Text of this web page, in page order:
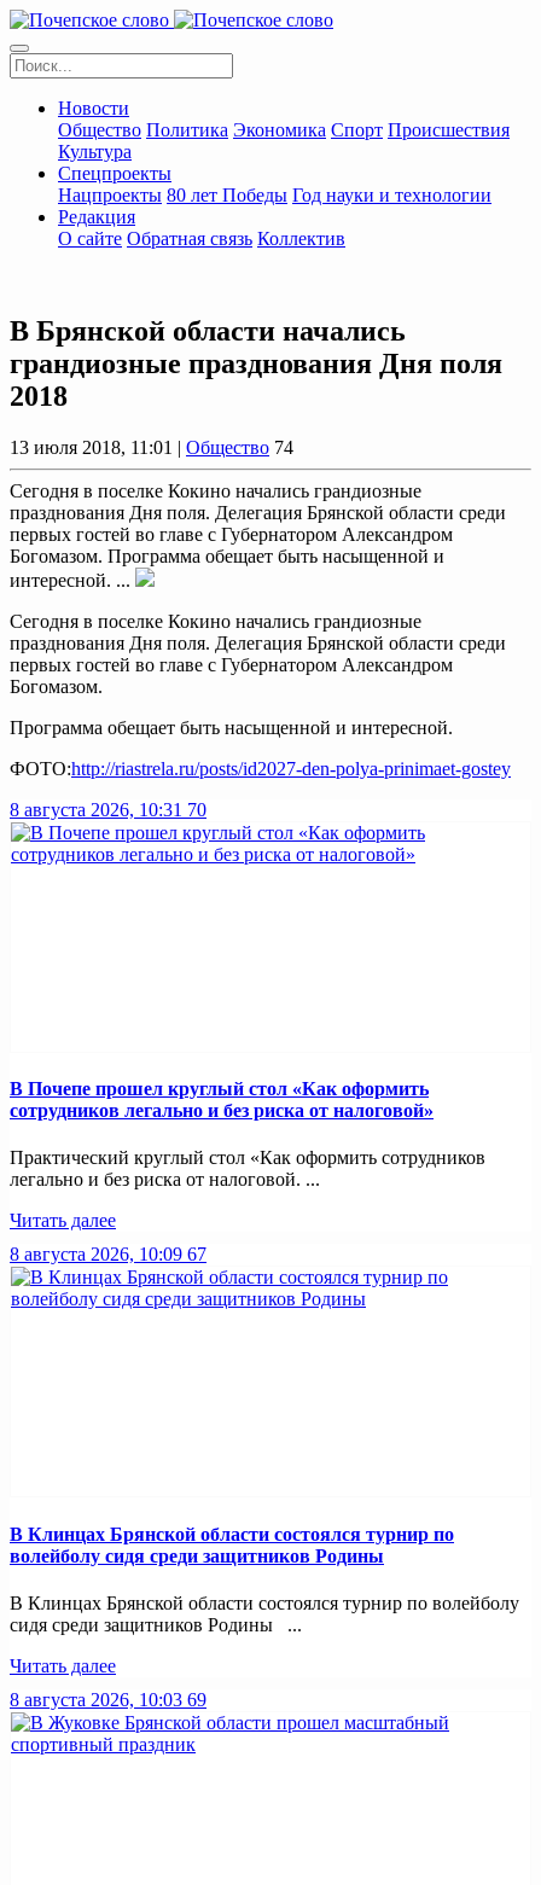
Новости
Общество Политика Экономика Спорт Происшествия
Культура
Спецпроекты
Нацпроекты 80 лет Победы Год науки и технологии
Редакция
О сайте Обратная связь Коллектив
В Брянской области начались
грандиозные празднования Дня поля
2018
13 июля 2018, 11:01 | Общество 74
Сегодня в поселке Кокино начались грандиозные
празднования Дня поля. Делегация Брянской области среди
первых гостей во главе с Губернатором Александром
Богомазом. Программа обещает быть насыщенной и
интересной. ...
Сегодня в поселке Кокино начались грандиозные
празднования Дня поля. Делегация Брянской области среди
первых гостей во главе с Губернатором Александром
Богомазом.
Программа обещает быть насыщенной и интересной.
ФОТО:http://riastrela.ru/posts/id2027-den-polya-prinimaet-gostey
8 августа 2026, 10:31 70
В Почепе прошел круглый стол «Как оформить
сотрудников легально и без риска от налоговой»
Практический круглый стол «Как оформить сотрудников
легально и без риска от налоговой. ...
Читать далее
8 августа 2026, 10:09 67
В Клинцах Брянской области состоялся турнир по
волейболу сидя среди защитников Родины
В Клинцах Брянской области состоялся турнир по волейболу
сидя среди защитников Родины ...
Читать далее
8 августа 2026, 10:03 69